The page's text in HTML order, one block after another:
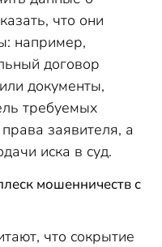
что они
например,
договор
документы,
требуемых
заявителя, а
иска в суд.
мошенничеств с
что сокрытие